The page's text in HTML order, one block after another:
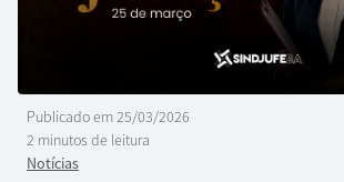
Publicado em25/03/2026
2 minutos de leitura
Notícias